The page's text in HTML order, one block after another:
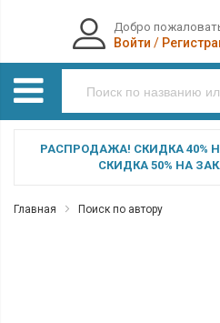
Добро
Войти /
РАСПРОДАЖА! СКИДКА 40%
СКИДКА 50% НА
Главная Поиск по автору